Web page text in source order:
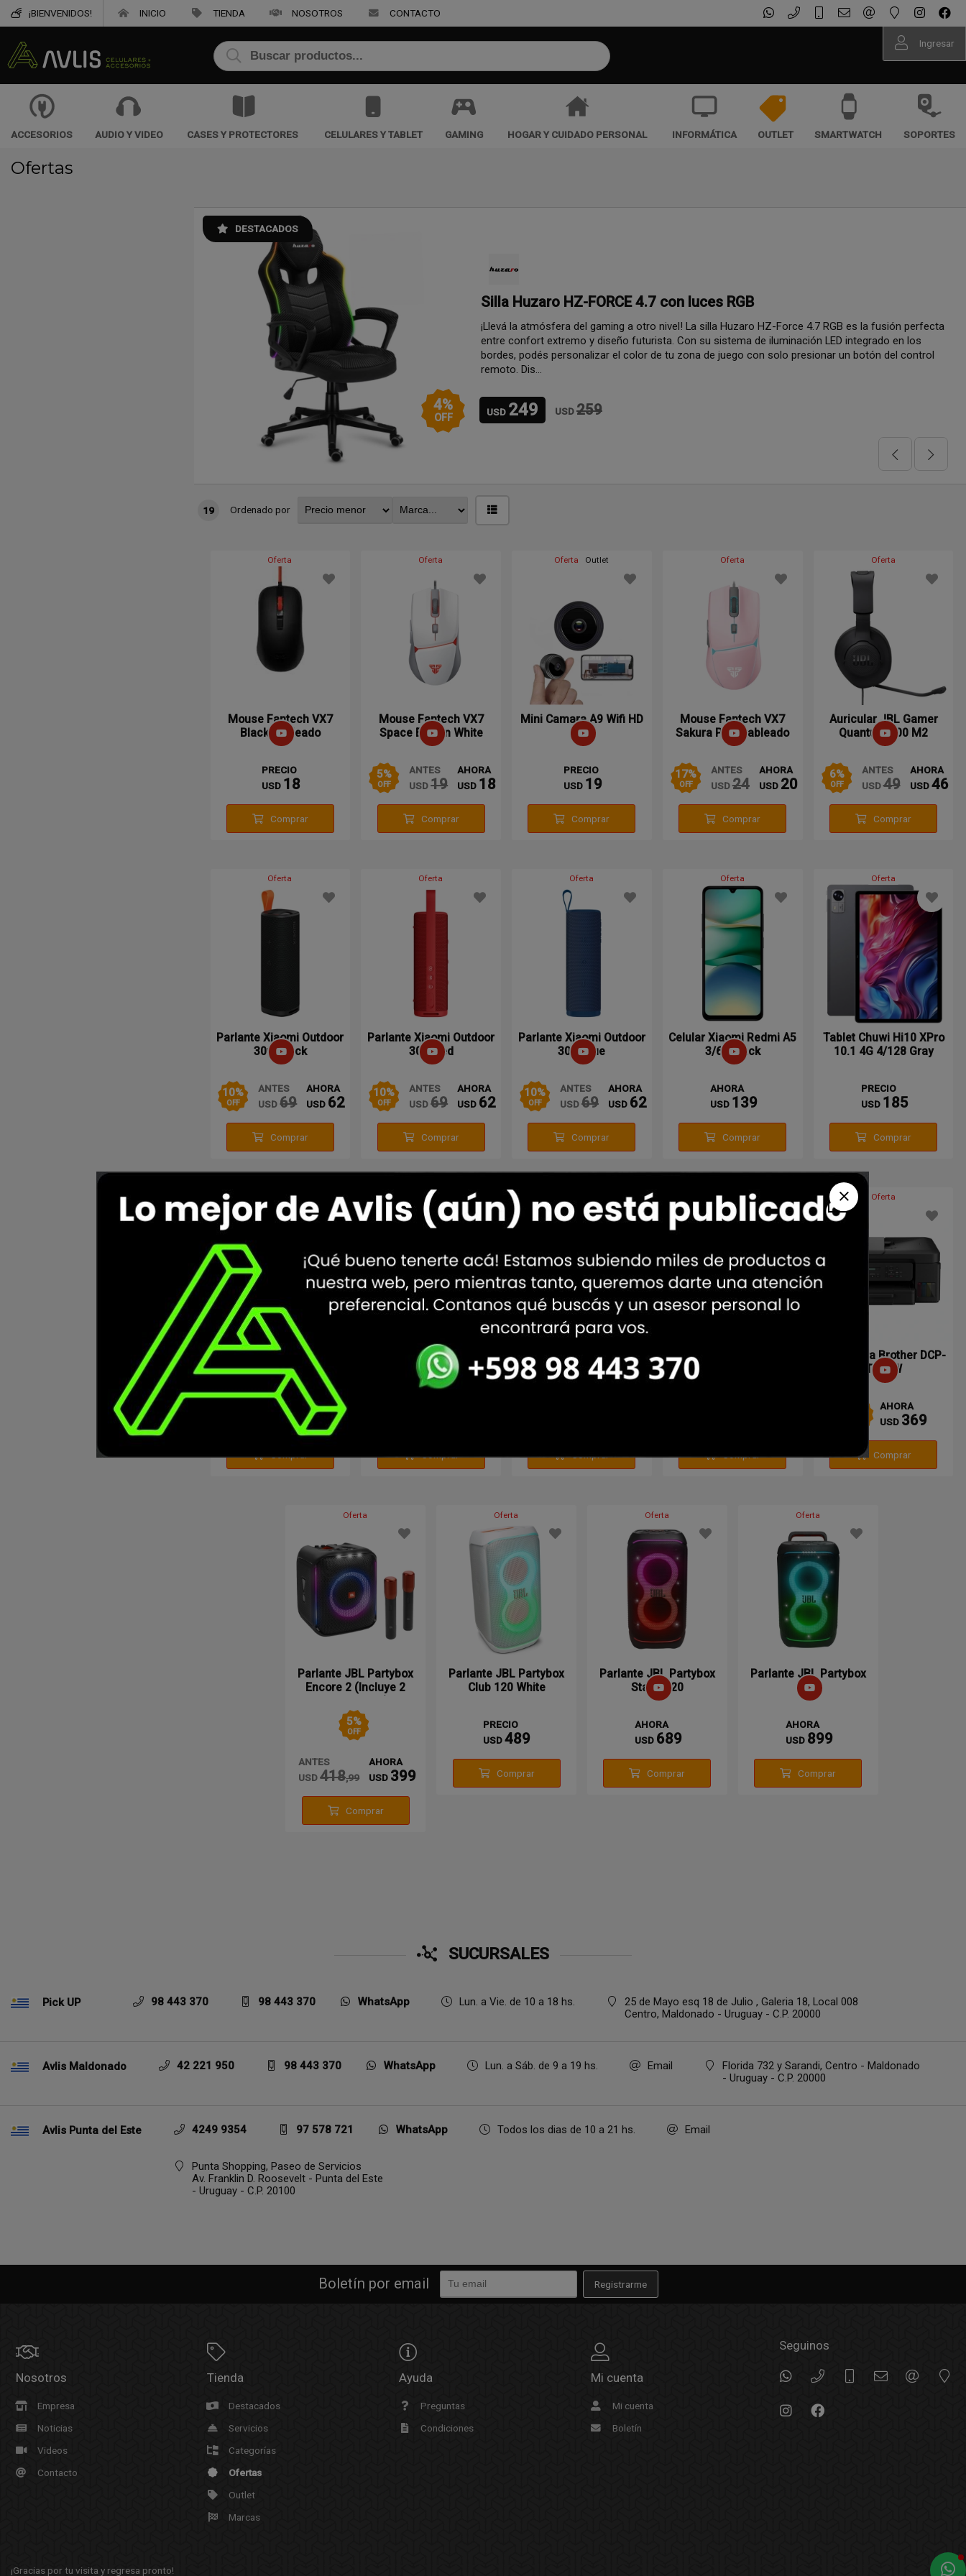
¡BIENVENIDOS! INICIO TIENDA NOSOTROS CONTACTO
Ingresar
ACCESORIOS AUDIO Y VIDEO CASES Y PROTECTORES CELULARES Y TABLET GAMING HOGAR Y CUIDADO PERSONAL INFORMÁTICA OUTLET SMARTWATCH SOPORTES
Ofertas
DESTACADOS
Silla Huzaro HZ-FORCE 4.7 con luces RGB
¡Llevá la atmósfera del gaming a otro nivel! La silla Huzaro HZ-Force 4.7 RGB es la fusión perfecta
entre confort extremo y diseño futurista. Con su sistema de iluminación LED integrado en los
bordes, podés personalizar el color de tu zona de juego con solo presionar un botón del control
remoto. Dis...
4%
OFF USD 249 USD259
19 Ordenado por
Oferta
Mouse Fantech VX7
Black Cableado
PRECIO
USD 18
Comprar
Oferta
Mouse Fantech VX7
Space Edition White
Cableado
5%
OFF
ANTES
USD19
AHORA
USD 18
Comprar
Oferta Outlet
Mini Camara A9 Wifi HD
PRECIO
USD 19
Comprar
Oferta
Mouse Fantech VX7
Sakura Pink Cableado
17%
OFF
ANTES
USD 24
AHORA
USD 20
Comprar
Oferta
Auricular JBL Gamer
Quantum 100 M2
Cableado Black
6%
OFF
ANTES
USD49
AHORA
USD 46
Comprar
Oferta
Parlante Xiaomi Outdoor
30w Black
10%
OFF
ANTES
USD 69
AHORA
USD 62
Comprar
Oferta
Parlante Xiaomi Outdoor
30w Red
10%
OFF
ANTES
USD69
AHORA
USD 62
Comprar
Oferta
Parlante Xiaomi Outdoor
30w Blue
10%
OFF
ANTES
USD69
AHORA
USD 62
Comprar
Oferta
Celular Xiaomi Redmi A5
3/64 Black
AHORA
USD 139
Comprar
Oferta
Tablet Chuwi Hi10 XPro
10.1 4G 4/128 Gray
PRECIO
USD 185
Comprar
Oferta
Tablet Xiaomi Redmi Pad
2 4/128GB Gray
PRECIO
275
Comprar
Oferta
Impresora Epson L3250
Multifuncion Ecotank Wifi
Comprar
Impresora Epson L3560
Multifuncion Ecotank Wifi
Comprar
Oferta
Tablet Xiaomi Pad 2 Pro
6/128GB Gray
Comprar
Oferta
Impresora Brother DCP-
T730W
AHORA
USD 369
Comprar
Oferta
Parlante JBL Partybox
Encore 2 (Incluye 2
5%
OFF
ANTES
USD 418,99
AHORA
USD 399
Comprar
Oferta
Parlante JBL Partybox
Club 120 White
PRECIO
USD 489
Comprar
Oferta
Parlante JBL Partybox
Stage 320
AHORA
USD 689
Comprar
Oferta
Parlante JBL Partybox
520
AHORA
USD 899
Comprar
SUCURSALES
Pick UP 98 443 370 98 443 370 WhatsApp Lun. a Vie. de 10 a 18 hs.
25 de Mayo esq 18 de Julio , Galeria 18, Local 008
Centro, Maldonado - Uruguay - C.P. 20000
Avlis Maldonado 42 221 950 98 443 370 WhatsApp Lun. a Sáb. de 9 a 19 hs. Email
Florida 732 y Sarandi, Centro - Maldonado
- Uruguay - C.P. 20000
Avlis Punta del Este 4249 9354 97 578 721 WhatsApp Todos los dias de 10 a 21 hs. Email
Punta Shopping, Paseo de Servicios
Av. Franklin D. Roosevelt - Punta del Este
- Uruguay - C.P. 20100
Boletín por email Registrarme
Nosotros
Empresa
Noticias
Videos
Contacto
Tienda
Destacados
Servicios
Categorías
Ofertas
Outlet
Marcas
Ayuda
Preguntas
Condiciones
Mi cuenta
Mi cuenta
Boletín
Seguinos
¡Gracias por tu visita y regresa pronto!